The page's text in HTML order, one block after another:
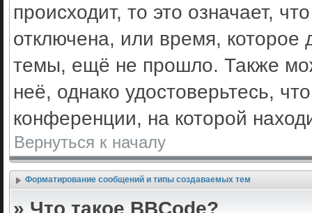
происходит, то это означает,
отключена, или время, которое
темы, ещё не прошло. Также
неё, однако удостоверьтесь,
конференции, на которой
Вернуться к началу
Форматирование сообщений и типы создаваемых тем
» Что такое BBCode?